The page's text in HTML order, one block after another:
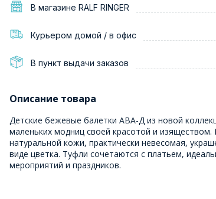
В магазине RALF RINGER
Курьером домой / в офис
В пункт выдачи заказов
Описание товара
Детские бежевые балетки АВА-Д из новой
маленьких модниц своей красотой и изяществом.
натуральной кожи, практически невесомая,
виде цветка. Туфли сочетаются с платьем,
мероприятий и праздников.